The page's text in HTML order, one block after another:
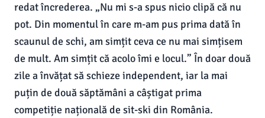
redat încrederea. „Nu mi s-a spus nicio clipă că nu
pot. Din momentul în care m-am pus prima dată în
scaunul de schi, am simțit ceva ce nu mai simțisem
de mult. Am simțit că acolo îmi e locul.” În doar două
zile a învățat să schieze independent, iar la mai
puțin de două săptămâni a câștigat prima
competiție națională de sit-ski din România.